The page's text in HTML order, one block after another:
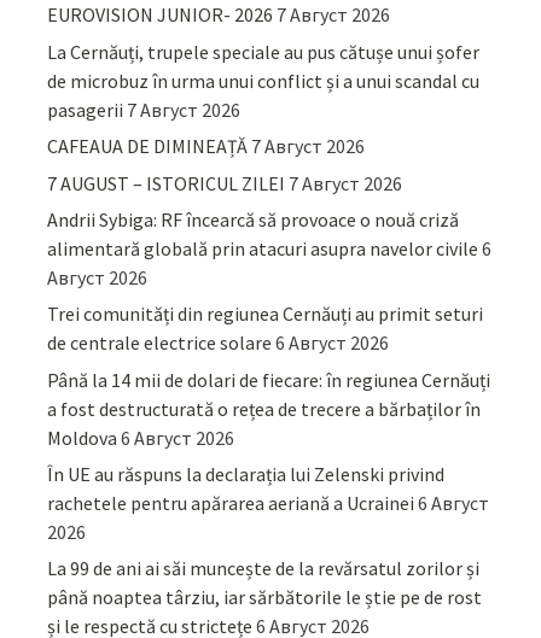
EUROVISION JUNIOR- 2026 7 Август 2026
La Cernăuți, trupele speciale au pus cătușe unui șofer
de microbuz în urma unui conflict și a unui scandal cu
pasagerii 7 Август 2026
CAFEAUA DE DIMINEAȚĂ 7 Август 2026
7 AUGUST – ISTORICUL ZILEI 7 Август 2026
Andrii Sybiga: RF încearcă să provoace o nouă criză
alimentară globală prin atacuri asupra navelor civile 6
Август 2026
Trei comunități din regiunea Cernăuți au primit seturi
de centrale electrice solare 6 Август 2026
Până la 14 mii de dolari de fiecare: în regiunea Cernăuți
a fost destructurată o rețea de trecere a bărbaților în
Moldova 6 Август 2026
În UE au răspuns la declarația lui Zelenski privind
rachetele pentru apărarea aeriană a Ucrainei 6 Август
2026
La 99 de ani ai săi muncește de la revărsatul zorilor și
până noaptea târziu, iar sărbătorile le știe pe de rost
și le respectă cu strictețe 6 Август 2026